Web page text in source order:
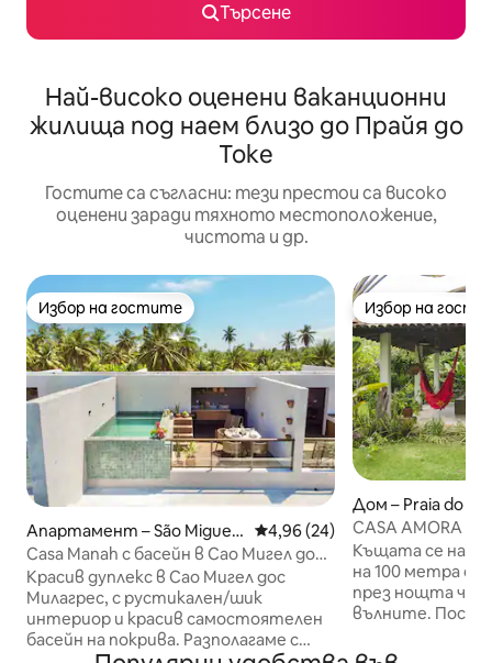
Търсене
Най-високо оценени ваканционни
жилища под наем близо до Прайя до
Токе
Гостите са съгласни: тези престои са високо
оценени заради тяхното местоположение,
чистота и др.
Избор на гостите
Избор на гостите
Апартамент – São Miguel
dos Milagres
Средна оценка: 4,96 от 5,
4,96 (24)
Casa Manah с басейн в Сао Мигел дос
Милагрес
Красив дуплекс в Сао Мигел дос
Милагрес, с рустикален/шик
интериор и красив самостоятелен
басейн на покрива. Разполагаме с
Избор на
Избор на
Дом – Praia do
CASA AMORA
Къщата се
на 100 метра
през нощта
вълните. Посетителите ще бъдат
партита и шум. На долния етаж има